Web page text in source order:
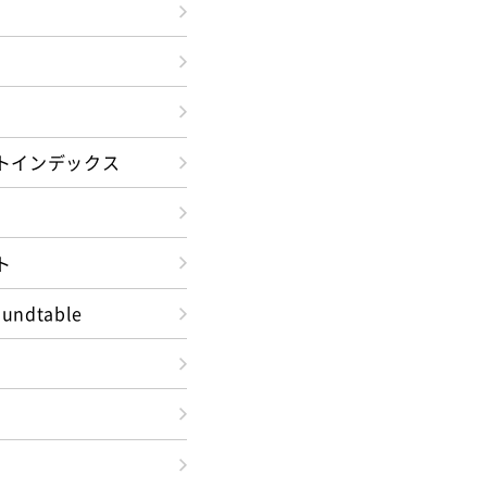
インデックス